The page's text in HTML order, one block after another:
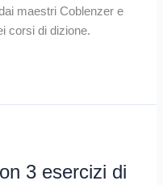
maestri Coblenzer e
corsi di dizione.
3 esercizi di